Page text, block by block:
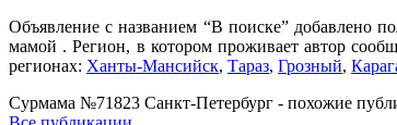
Объявление с названием “В поиске” добавлено
мамой . Регион, в котором проживает автор
регионах: Ханты-Мансийск, Тараз, Грозный,
Сурмама №71823 Санкт-Петербург - похожие